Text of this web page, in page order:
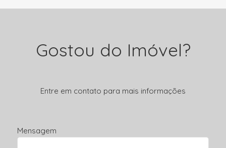
Gostou do Imóvel?
Entre em contato para mais informações
Mensagem